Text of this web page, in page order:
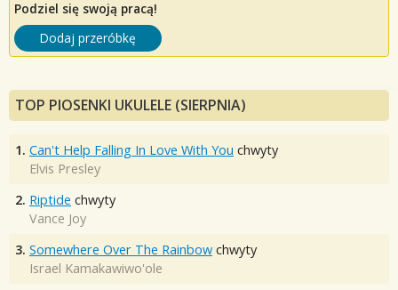
Podziel się swoją pracą!
Dodaj przeróbkę
TOP PIOSENKI UKULELE (SIERPNIA)
1. Can't Help Falling In Love With You chwyty
Elvis Presley
2. Riptide chwyty
Vance Joy
3. Somewhere Over The Rainbow chwyty
Israel Kamakawiwo'ole